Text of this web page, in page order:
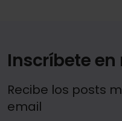
Inscríbete
Recibe los posts
email